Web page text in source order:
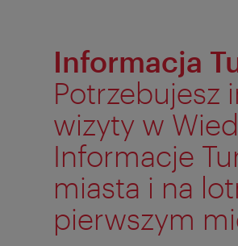
Informacja
Potrzebujesz
wizyty w
Informacje
miasta i na
pierwszym